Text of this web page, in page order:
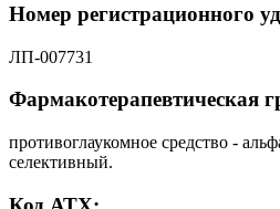
Номер регистрационного
ЛП-007731
Фармакотерапевтическая
противоглаукомное средство -
селективный.